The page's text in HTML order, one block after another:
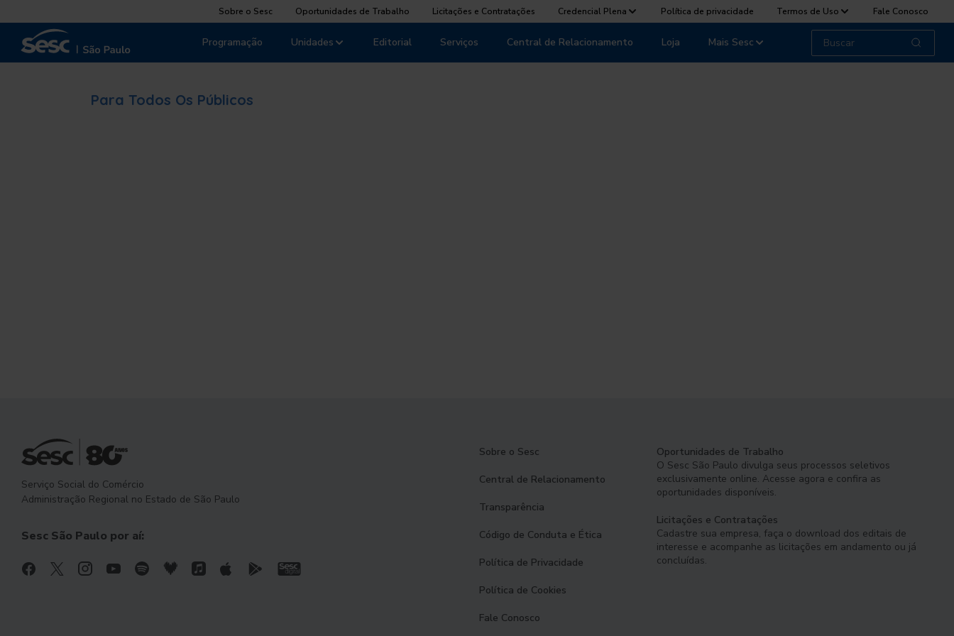
Sobre o Sesc Oportunidades de Trabalho Licitações e Contratações Credencial Plena Política de privacidade Termos de Uso Fale Conosco
Unidades
Programação Editorial Serviços Central de Relacionamento Loja Mais Sesc
Para Todos Os Públicos
Serviço Social do Comércio
Administração Regional no Estado de São Paulo
Sesc São Paulo por aí:
Sobre o Sesc
Central de Relacionamento
Transparência
Código de Conduta e Ética
Política de Privacidade
Política de Cookies
Fale Conosco
Oportunidades de Trabalho
O Sesc São Paulo divulga seus processos seletivos
exclusivamente online. Acesse agora e confira as
oportunidades disponíveis.
Licitações e Contratações
Cadastre sua empresa, faça o download dos editais de
interesse e acompanhe as licitações em andamento ou já
concluídas.